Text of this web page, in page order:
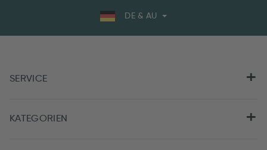
DE & AU
SERVICE
KATEGORIEN